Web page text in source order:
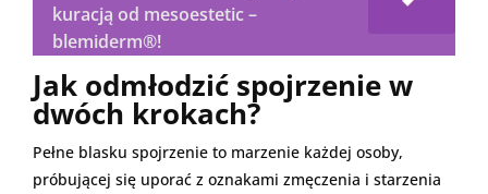
kuracją od mesoestetic –
blemiderm®!
Jak odmłodzić spojrzenie w
dwóch krokach?
Pełne blasku spojrzenie to marzenie każdej osoby,
próbującej się uporać z oznakami zmęczenia i starzenia